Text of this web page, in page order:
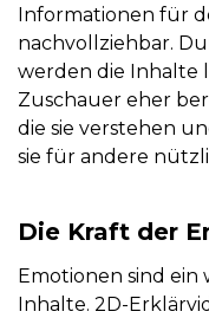
Informationen für
nachvollziehbar.
werden die Inhalte
Zuschauer eher
die sie verstehen
sie für andere
Die Kraft der
Emotionen sind ein
Inhalte. 2D-